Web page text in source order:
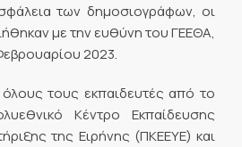
των δημοσιογράφων, οι
με την ευθύνη του ΓΕΕΘΑ,
2023.
τους εκπαιδευτές από το
Κέντρο Εκπαίδευσης
της Ειρήνης (ΠΚΕΕΥΕ) και